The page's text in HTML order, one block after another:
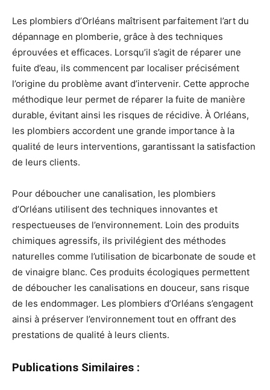
Les plombiers d’Orléans maîtrisent parfaitement l’art du
dépannage en plomberie, grâce à des techniques
éprouvées et efficaces. Lorsqu’il s’agit de réparer une
fuite d’eau, ils commencent par localiser précisément
l’origine du problème avant d’intervenir. Cette approche
méthodique leur permet de réparer la fuite de manière
durable, évitant ainsi les risques de récidive. À Orléans,
les plombiers accordent une grande importance à la
qualité de leurs interventions, garantissant la satisfaction
de leurs clients.
Pour déboucher une canalisation, les plombiers
d’Orléans utilisent des techniques innovantes et
respectueuses de l’environnement. Loin des produits
chimiques agressifs, ils privilégient des méthodes
naturelles comme l’utilisation de bicarbonate de soude et
de vinaigre blanc. Ces produits écologiques permettent
de déboucher les canalisations en douceur, sans risque
de les endommager. Les plombiers d’Orléans s’engagent
ainsi à préserver l’environnement tout en offrant des
prestations de qualité à leurs clients.
Publications Similaires :